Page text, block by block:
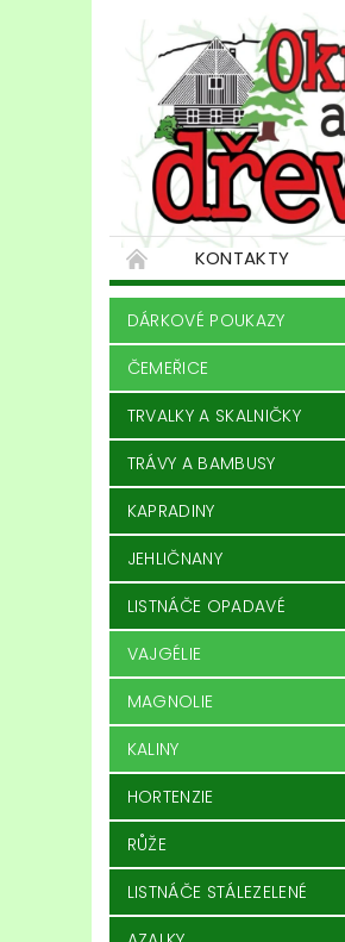
KONTAKTY
DÁRKOVÉ POUKAZY
ČEMEŘICE
TRVALKY A SKALNIČKY
TRÁVY A BAMBUSY
KAPRADINY
JEHLIČNANY
LISTNÁČE OPADAVÉ
VAJGÉLIE
MAGNOLIE
KALINY
HORTENZIE
RŮŽE
LISTNÁČE STÁLEZELENÉ